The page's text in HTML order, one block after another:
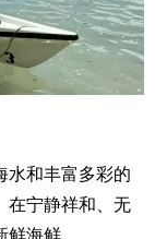
水和丰富多彩的
在宁静祥和、无